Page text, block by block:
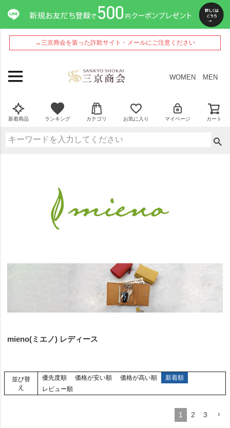
→三京商会を装った詐欺サイト・メールにご注意ください
WOMEN MEN
新着商品 ランキング カテゴリ お気に入り マイページ カート
mieno(ミエノ) レディース
並び替
え
優先度順 価格が安い順 価格が高い順
新着順
レビュー順
1 2 3